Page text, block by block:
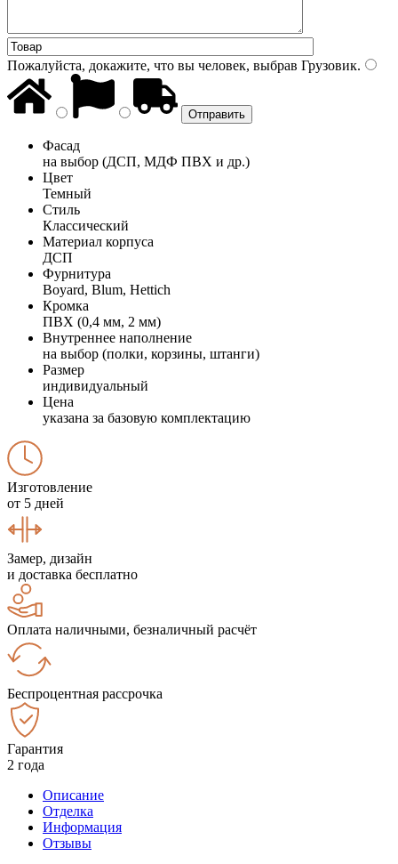
Пожалуйста, докажите, что вы человек, выбрав Грузовик.
Фасад
на выбор (ДСП, МДФ ПВХ и др.)
Цвет
Темный
Стиль
Классический
Материал корпуса
ДСП
Фурнитура
Boyard, Blum, Hettich
Кромка
ПВХ (0,4 мм, 2 мм)
Внутреннее наполнение
на выбор (полки, корзины, штанги)
Размер
индивидуальный
Цена
указана за базовую комплектацию
Изготовление
от 5 дней
Замер, дизайн
и доставка бесплатно
Оплата наличными, безналичный расчёт
Беспроцентная рассрочка
Гарантия
2 года
Описание
Отделка
Информация
Отзывы